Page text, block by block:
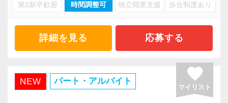
・資産税や相続など専門性の高い案件あり
・経験値が自然と積み上がる環境
・有給取得率90％以上
第2新卒歓迎 時間調整可 独立開業支援 歩合制度あり
詳細を見る 応募する
NEW パート・アルバイト favorite
マイリスト